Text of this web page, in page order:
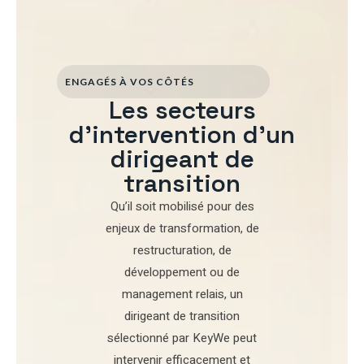
ENGAGÉS À VOS CÔTÉS
Les secteurs
d'intervention d'un
dirigeant de
transition
Qu’il soit mobilisé pourdes
enjeux de transformation, de
restructuration, de
développementou de
management relais, un
dirigeant de transition
sélectionné par KeyWe peut
intervenir efficacement et